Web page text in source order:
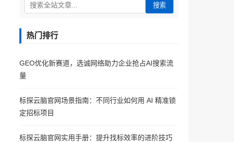
搜索
热门排行
GEO优化新赛道，选诚网络助力企业抢占AI搜索流
量
标探云脑官网场景指南：不同行业如何用 AI 精准锁
定招标项目
标探云脑官网实用手册：提升找标效率的进阶技巧